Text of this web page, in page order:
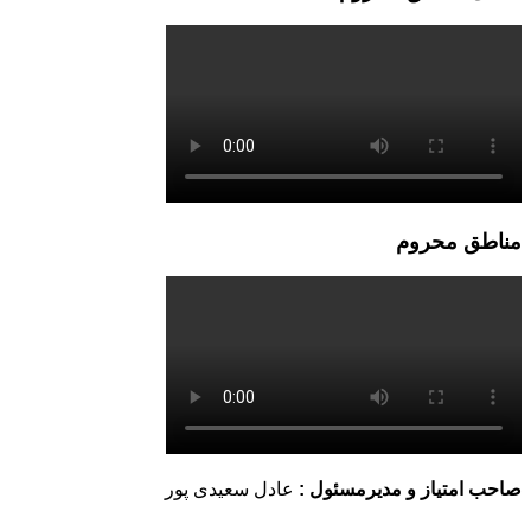
مناطق محروم
صاحب امتیاز و مدیرمسئول : عادل سعیدی پور